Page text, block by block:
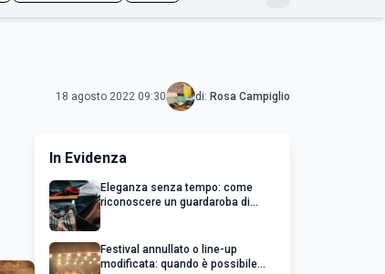
18 agosto 2022 09:30 di: Rosa Campiglio
In Evidenza
Eleganza senza tempo: come
riconoscere un guardaroba di
Festival annullato o line-up
modificata: quando è possibile